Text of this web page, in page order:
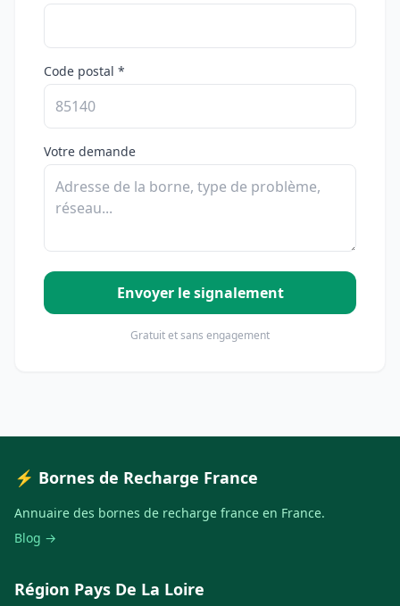
Code postal *
Votre demande
Envoyer le signalement
Gratuit et sans engagement
⚡ Bornes de Recharge France
Annuaire des bornes de recharge france en France.
Blog →
Région Pays De La Loire